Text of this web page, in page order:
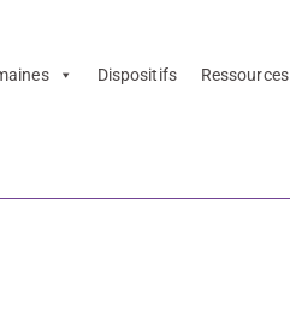
Dispositifs Ressources
– La